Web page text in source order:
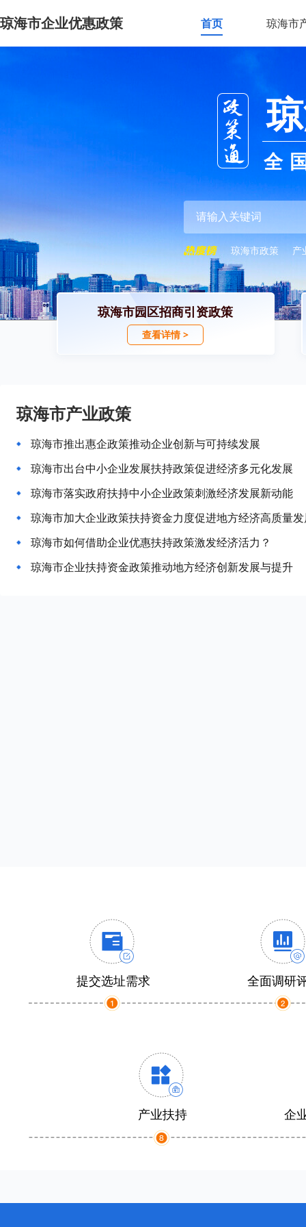
琼海市企业优惠政策 首页 琼海市
全
琼海市政策 产
琼海市园区招商引资政策
查看详情 >
琼海市产业政策
琼海市推出惠企政策推动企业创新与可持续发展
琼海市出台中小企业发展扶持政策促进经济多元化发展
琼海市落实政府扶持中小企业政策刺激经济发展新动能
琼海市加大企业政策扶持资金力度促进地方经济高质量
琼海市如何借助企业优惠扶持政策激发经济活力？
琼海市企业扶持资金政策推动地方经济创新发展与提升
提交选址需求 全面调研
产业扶持 企